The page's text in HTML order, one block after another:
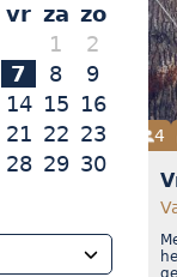
vr za zo
1
2
7 8
9
14 15 16
21 22 23
28 29 30
4